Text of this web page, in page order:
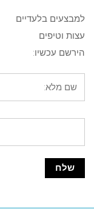
למבצעים בלעדיים
עצות וטיפים
הירשם עכשיו: